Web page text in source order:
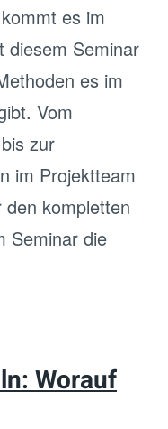
es im
diesem Seminar
es im
Vom
zur
im Projektteam
kompletten
Seminar die
Worauf